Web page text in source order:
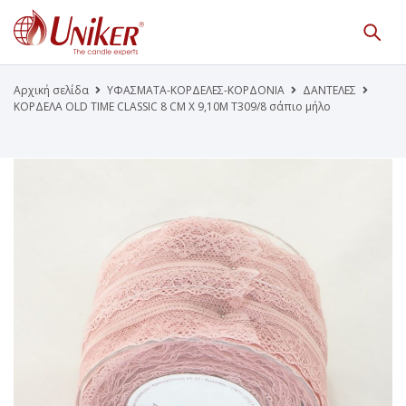
Κατάλογος Προϊόντων
Γίνε Συνεργάτης μας
Αρχική σελίδα ΥΦΑΣΜΑΤΑ-ΚΟΡΔΕΛΕΣ-ΚΟΡΔΟΝΙΑ
ΔΑΝΤΕΛΕΣ
ΚΟΡΔΕΛΑ OLD TIME CLASSIC 8 CM X 9,10M Τ309/8 σάπιο μήλο